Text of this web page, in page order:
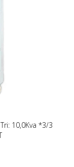
10,0Kva *3/3